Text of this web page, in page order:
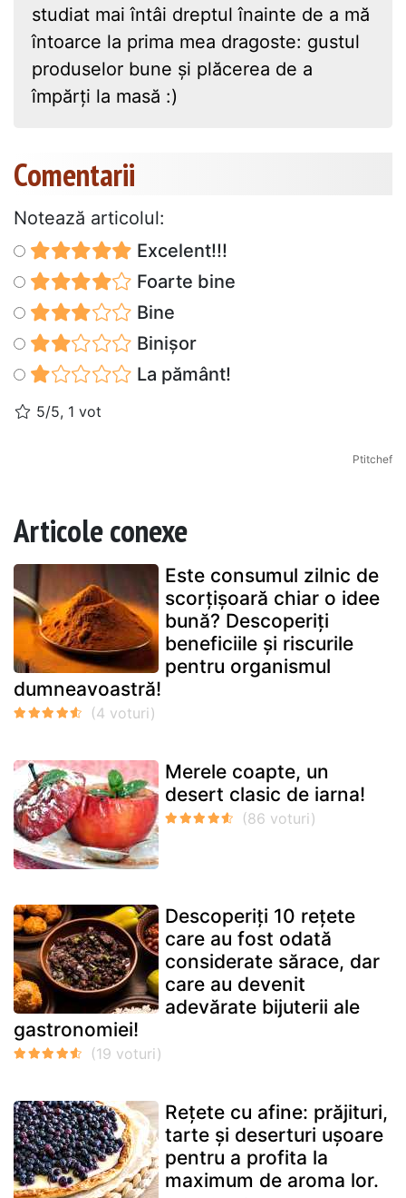
studiat mai întâi dreptul înainte de a mă
întoarce la prima mea dragoste: gustul
produselor bune și plăcerea de a
împărți la masă :)
Comentarii
Notează articolul:
Excelent!!!
Foarte bine
Bine
Binișor
La pământ!
5/5, 1 vot
Ptitchef
Articole conexe
Este consumul zilnic de
scorțișoară chiar o idee
bună? Descoperiți
beneficiile și riscurile
pentru organismul
dumneavoastră!
Merele coapte, un
desert clasic de iarna!
Descoperiți 10 rețete
care au fost odată
considerate sărace, dar
care au devenit
adevărate bijuterii ale
gastronomiei!
Rețete cu afine: prăjituri,
tarte și deserturi ușoare
pentru a profita la
maximum de aroma lor.